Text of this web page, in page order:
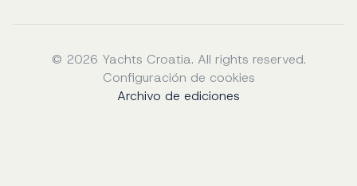
© 2026 Yachts Croatia. All rights reserved.
Configuración de cookies
Archivo de ediciones